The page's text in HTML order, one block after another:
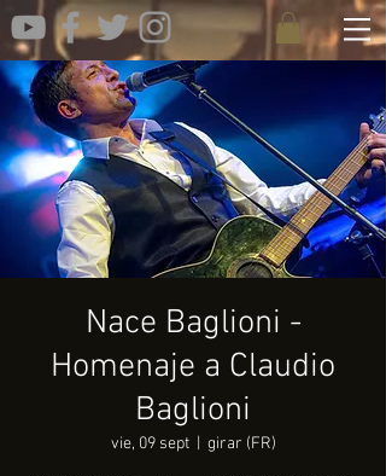
Nace Baglioni -
Homenaje a Claudio
Baglioni
vie, 09 sept
  |
girar (FR)